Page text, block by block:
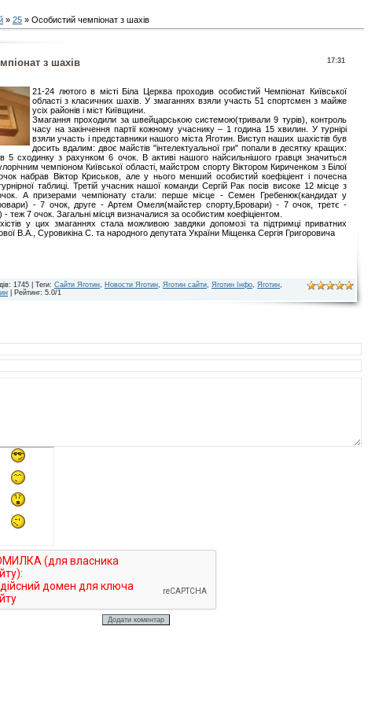
» 25 » Особистий чемпіонат з шахів
17:31
з шахів
21-24 лютого в місті Біла Церква проходив особистий Чемпіонат Київської
області з класичних шахів. У змаганнях взяли участь 51 спортсмен з майже
усіх районів і міст Київщини.
Змагання проходили за швейцарською системою(тривали 9 турів), контроль
часу на закінчення партії кожному учаснику – 1 година 15 хвилин. У турнірі
взяли участь і представники нашого міста Яготин. Виступ наших шахістів був
досить вдалим: двоє майстів "інтелектуальної гри" попали в десятку кращих:
5 сходинку з рахунком 6 очок. В активі нашого найсильнішого гравця значиться
чемпіоном Київської області, майстром спорту Віктором Кириченком з Білої
набрав Віктор Криськов, але у нього менший особистий коефіціент і почесна
таблиці. Третій учасник нашої команди Сергій Рак посів високе 12 місце з
А призерами чемпіонату стали: перше місце - Семен Гребенюк(кандидат у
- 7 очок, друге - Артем Омеля(майстер спорту,Бровари) - 7 очок, третє -
- теж 7 очок. Загальні місця визначалися за особистим коефіціентом.
у цих змаганнях стала можливою завдяки допомозі та підтримці приватних
В.А., Суровикіна С. та народного депутата України Міщенка Сергія Григоровича
: 1745 | Теги: Сайти Яготин, Новости Яготин, Яготин сайти, Яготин Інфо, Яготин,
Рейтинг: 5.0/1